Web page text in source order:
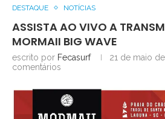
DESTAQUE NOTÍCIAS
ASSISTA AO VIVO A
MORMAII BIG WAVE
escrito por Fecasurf 21 de maio
comentários